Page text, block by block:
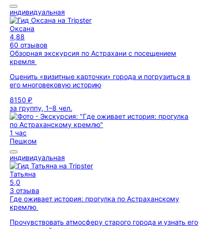
индивидуальная
Оксана
4,88
60 отзывов
Обзорная экскурсия по Астрахани с посещением
кремля
Оценить «визитные карточки» города и погрузиться в
его многовековую историю
8150 ₽
за группу, 1–8 чел.
1 час
Пешком
индивидуальная
Татьяна
5,0
3 отзыва
Где оживает история: прогулка по Астраханскому
кремлю
Прочувствовать атмосферу старого города и узнать его